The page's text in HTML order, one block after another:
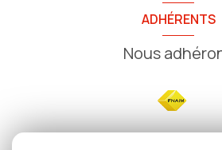
ADHÉRENTS
Nous